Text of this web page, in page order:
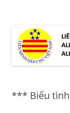
*** Biểu